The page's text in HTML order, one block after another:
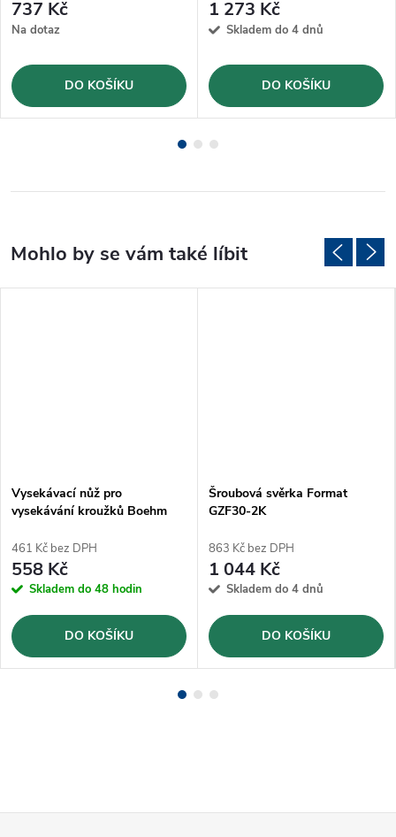
737 Kč
Na dotaz
DO KOŠÍKU
1 273 Kč
Skladem do 4 dnů
DO KOŠÍKU
Vysekávací nůž pro
vysekávání kroužků Boehm
461 Kč bez DPH
558 Kč
Skladem do 48 hodin
DO KOŠÍKU
Šroubová svěrka Format
GZF30-2K
863 Kč bez DPH
1 044 Kč
Skladem do 4 dnů
DO KOŠÍKU